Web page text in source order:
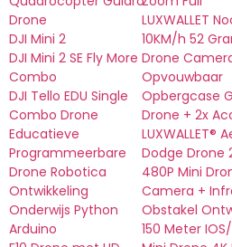
Drone
DJI Mini 2
DJI Mini 2 SE Fly More
Combo
DJI Tello EDU Single
Combo Drone
Educatieve
Programmeerbare
Drone Robotica
Ontwikkeling
Onderwijs Python
Arduino
LUXWALLET
10KM/h 52
Drone
Opvouwbaar
Opbergcase
Drone + 2x
LUXWALLET®
Dodge Drone
480P Mini
Camera +
Obstakel
150 Meter